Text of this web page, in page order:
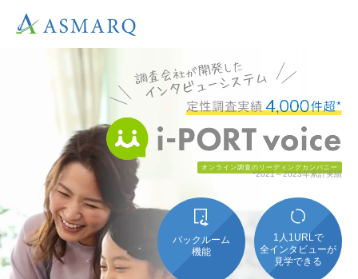
オンライン調査のリーディングカンパニー
*2021～2023年累計実績
バックルーム
機能
1人1URLで
全インタビューが
見学できる